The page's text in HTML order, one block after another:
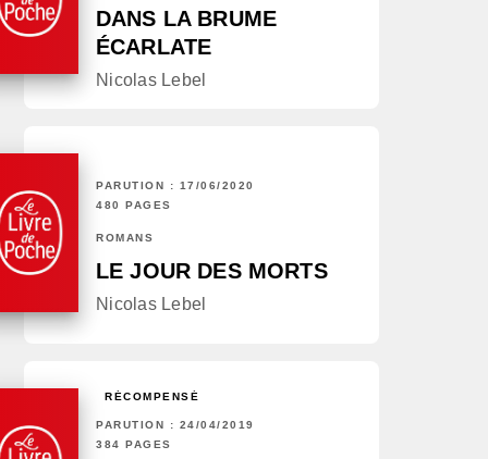
DANS LA BRUME
ÉCARLATE
Nicolas Lebel
PARUTION : 17/06/2020
480 PAGES
ROMANS
LE JOUR DES MORTS
Nicolas Lebel
RÉCOMPENSÉ
PARUTION : 24/04/2019
384 PAGES